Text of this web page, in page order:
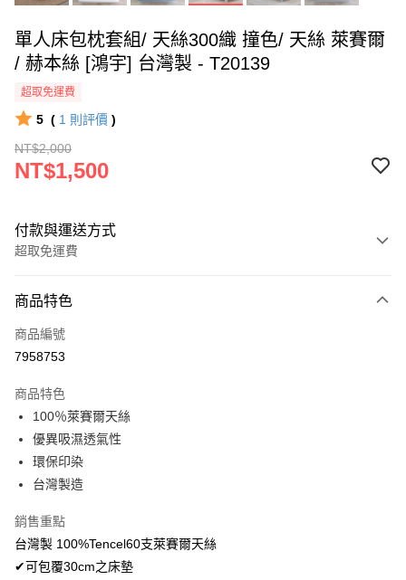
單人床包枕套組/ 天絲300織 撞色/ 天絲 萊賽爾
/ 赫本絲 [鴻宇] 台灣製 - T20139
超取免運費
5 ( 1 則評價 )
NT$2,000
NT$1,500
付款與運送方式
超取免運費
信用卡一次付款
超商取貨付款
Apple Pay
悠遊付
Google Pay
AFTEE先享後付
相關說明
AFTEE先享後付是「在收到商品之後才付款」的支付方式。 讓您購物簡單
ATM付款
商品特色
商品編號
7958753
商品特色
100％萊賽爾天絲
優異吸濕透氣性
環保印染
台灣製造
銷售重點
台灣製 100%Tencel60支萊賽爾天絲
✔可包覆30cm之床墊